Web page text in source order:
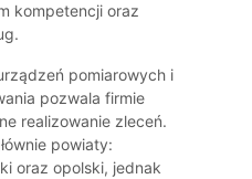
kompetencji oraz
pomiarowych i
pozwala firmie
realizowanie zleceń.
powiaty:
oraz opolski, jednak